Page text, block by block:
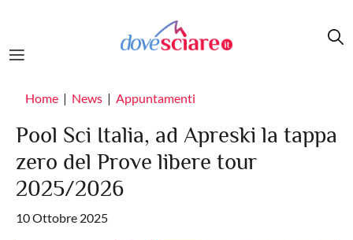
Home News Appuntamenti
Pool Sci Italia, ad Apreski la tappa
zero del Prove libere tour
2025/2026
10 Ottobre 2025